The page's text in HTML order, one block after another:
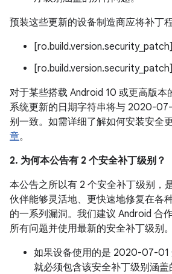
预装这些更新的设备制造商应将补丁
对于某些搭载 Android 10 或更高版本
系统更新的日期字符串将与 2020-
别一致。如需详细了解如何安装安全
章。
2. 为何本公告有 2 个安全补丁级别？
本公告之所以有 2 个安全补丁级别，
伙伴能够灵活地、更快速地修复在各
的一系列漏洞。我们建议 Android 合
所有问题并使用最新的安全补丁级别。
如果设备使用的是 2020-07-01
就必须包含该安全补丁级别涵